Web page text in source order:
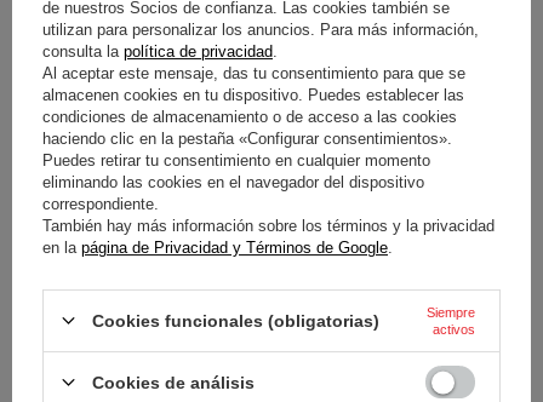
DRIVERS BMW MOTORSPORT
2026 PARA HOMBRE
120,70 € / artículo
de nuestros Socios de confianza. Las cookies también se
utilizan para personalizar los anuncios. Para más información,
consulta la política de privacidad
Al aceptar este mensaje, das tu consentimiento para que se
almacenen cookies en tu dispositivo. Puedes establecer las
condiciones de almacenamiento o de acceso a las cookies
haciendo clic en la pestaña «Configurar consentimientos».
Puedes retirar tu consentimiento en cualquier momento
eliminando las cookies en el navegador del dispositivo
correspondiente.
También hay más información sobre los términos y la privacidad
en la página de Privacidad y Términos de Google
Cookies funcionales (obligatorias)
Siempre
activos
Cookies de análisis